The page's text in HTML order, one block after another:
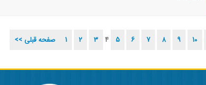
<< صفحه قبلی 1 2 3 4 5 6 7 8 9 10